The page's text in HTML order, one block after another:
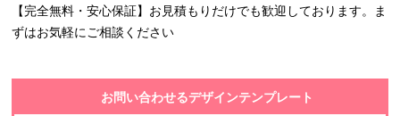
【完全無料・安心保証】お見積もりだけでも歓迎しております。ま
ずはお気軽にご相談ください
お問い合わせるデザインテンプレート